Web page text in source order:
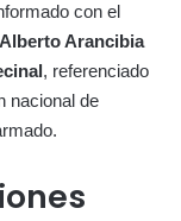
con el
Alberto Arancibia
, referenciado
nacional de